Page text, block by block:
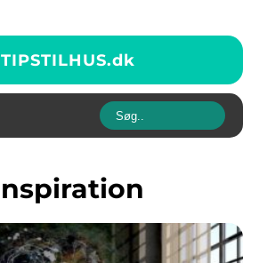
TIPSTILHUS.dk
inspiration